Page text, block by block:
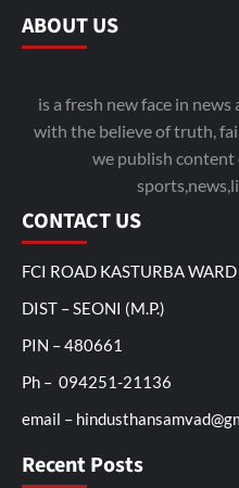
ABOUT US
is a fresh new face in
with the believe of truth,
we publish content
CONTACT US
FCI ROAD KASTURBA WARD
DIST – SEONI (M.P.)
PIN – 480661
Ph – 094251-21136
email –
Recent Posts